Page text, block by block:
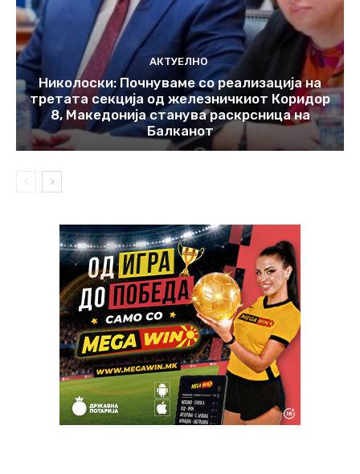
АКТУЕЛНО
Николоски: Почнуваме со реализација на
третата секција од железничкиот Коридор
8, Македонија станува раскрсница на
Балканот